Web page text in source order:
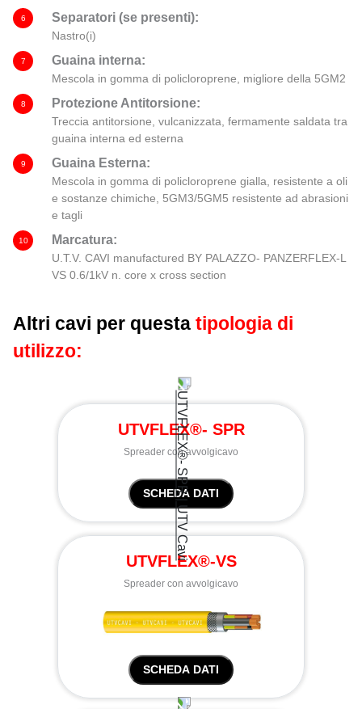
6 Separatori (se presenti):
Nastro(i)
7 Guaina interna:
Mescola in gomma di policloroprene, migliore della 5GM2
8 Protezione Antitorsione:
Treccia antitorsione, vulcanizzata, fermamente saldata tra
guaina interna ed esterna
9 Guaina Esterna:
Mescola in gomma di policloroprene gialla, resistente a oli
e sostanze chimiche, 5GM3/5GM5 resistente ad abrasioni
e tagli
10 Marcatura:
U.T.V. CAVI manufactured BY PALAZZO- PANZERFLEX-L
VS 0.6/1kV n. core x cross section
Altri cavi per questa tipologia di
utilizzo:
UTVFLEX®- SPR
Spreader con avvolgicavo
SCHEDA DATI
UTVFLEX®-VS
Spreader con avvolgicavo
SCHEDA DATI